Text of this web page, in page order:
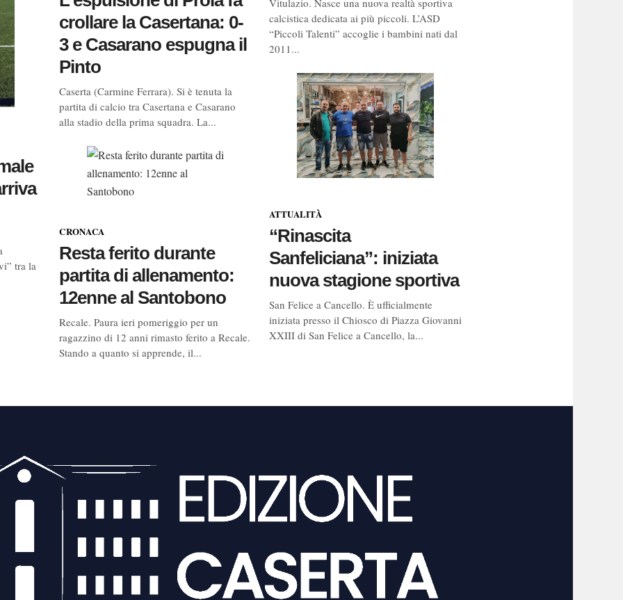
tra la
crollare la Casertana: 0-
3 e Casarano espugna il
Pinto
Caserta (Carmine Ferrara). Si è tenuta la
partita di calcio tra Casertana e Casarano
alla stadio della prima squadra. La...
CRONACA
Resta ferito durante
partita di allenamento:
12enne al Santobono
Recale. Paura ieri pomeriggio per un
ragazzino di 12 anni rimasto ferito a Recale.
Stando a quanto si apprende, il...
Vitulazio. Nasce una nuova realtà sportiva
calcistica dedicata ai più piccoli. L’ASD
“Piccoli Talenti” accoglie i bambini nati dal
2011...
ATTUALITÀ
“Rinascita
Sanfeliciana”: iniziata
nuova stagione sportiva
San Felice a Cancello. È ufficialmente
iniziata presso il Chiosco di Piazza Giovanni
XXIII di San Felice a Cancello, la...